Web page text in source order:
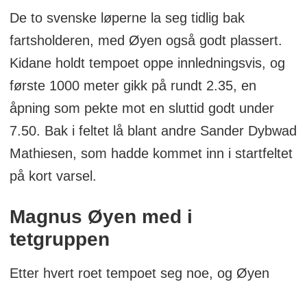
De to svenske løperne la seg tidlig bak
fartsholderen, med Øyen også godt plassert.
Kidane holdt tempoet oppe innledningsvis, og
første 1000 meter gikk på rundt 2.35, en
åpning som pekte mot en sluttid godt under
7.50. Bak i feltet lå blant andre Sander Dybwad
Mathiesen, som hadde kommet inn i startfeltet
på kort varsel.
Magnus Øyen med i
tetgruppen
Etter hvert roet tempoet seg noe, og Øyen